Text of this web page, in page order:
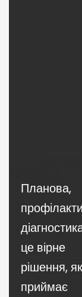
Планова,
це вірне
рішення,
приймає